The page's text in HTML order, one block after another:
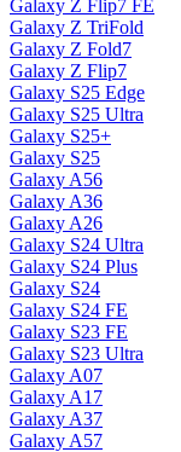
Galaxy Z Flip7 FE
Galaxy Z TriFold
Galaxy Z Fold7
Galaxy Z Flip7
Galaxy S25 Edge
Galaxy S25 Ultra
Galaxy S25+
Galaxy S25
Galaxy A56
Galaxy A36
Galaxy A26
Galaxy S24 Ultra
Galaxy S24 Plus
Galaxy S24
Galaxy S24 FE
Galaxy S23 FE
Galaxy S23 Ultra
Galaxy A07
Galaxy A17
Galaxy A37
Galaxy A57